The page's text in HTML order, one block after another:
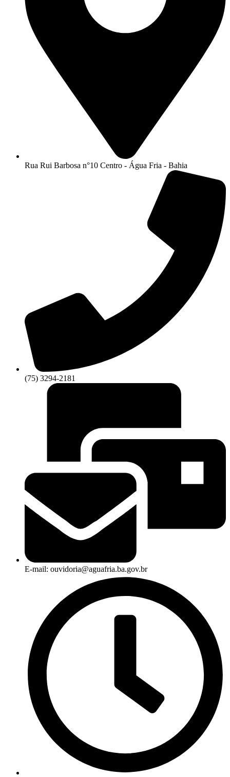
Rua Rui Barbosa n°10 Centro - Água Fria - Bahia
(75) 3294-2181
E-mail: ouvidoria@aguafria.ba.gov.br